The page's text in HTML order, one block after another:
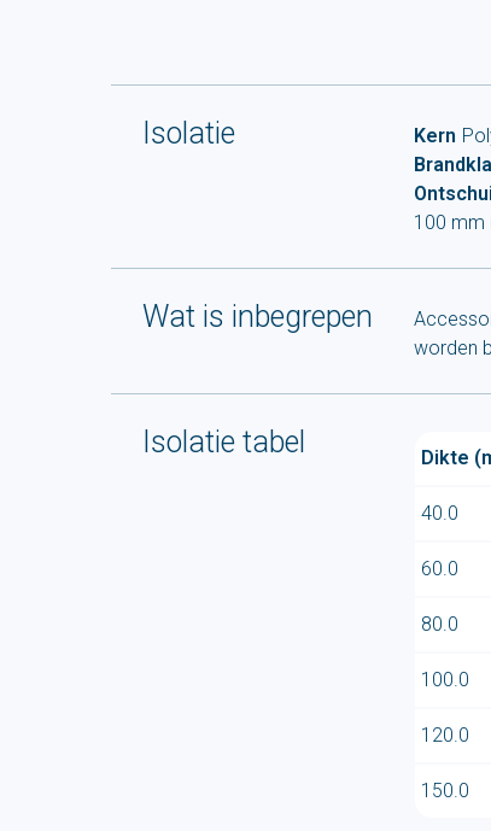
Isolatie Kern
100 mm
Wat is inbegrepen
worden
Isolatie tabel Dikte
40.0
60.0
80.0
100.0
120.0
150.0